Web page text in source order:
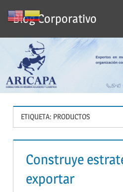
contenido
Blog Corporativo
ETIQUETA: PRODUCTOS
Construye
exportar